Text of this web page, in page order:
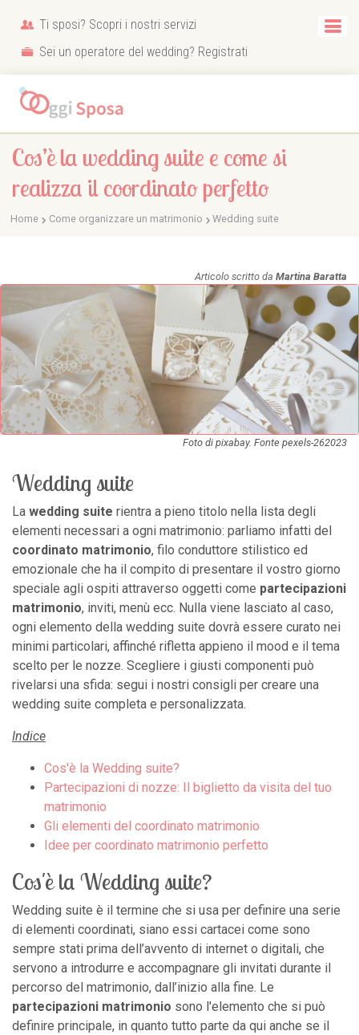
Ti sposi? Scopri i nostri servizi
Sei un operatore del wedding? Registrati
Cos’è la wedding suite e come si
realizza il coordinato perfetto
Home Come organizzare un matrimonio Wedding suite
Articolo scritto da Martina Baratta
Foto di pixabay. Fonte pexels-262023
Wedding suite
La wedding suite rientra a pieno titolo nella lista degli
elementi necessari a ogni matrimonio: parliamo infatti del
coordinato matrimonio, filo conduttore stilistico ed
emozionale che ha il compito di presentare il vostro giorno
speciale agli ospiti attraverso oggetti come partecipazioni
matrimonio, inviti, menù ecc. Nulla viene lasciato al caso,
ogni elemento della wedding suite dovrà essere curato nei
minimi particolari, affinché rifletta appieno il mood e il tema
scelto per le nozze. Scegliere i giusti componenti può
rivelarsi una sfida: segui i nostri consigli per creare una
wedding suite completa e personalizzata.
Indice
Cos'è la Wedding suite?
Partecipazioni di nozze: Il biglietto da visita del tuo
matrimonio
Gli elementi del coordinato matrimonio
Idee per coordinato matrimonio perfetto
Cos'è la Wedding suite?
Wedding suite è il termine che si usa per definire una serie
di elementi coordinati, siano essi cartacei come sono
sempre stati prima dell’avvento di internet o digitali, che
servono a introdurre e accompagnare gli invitati durante il
percorso del matrimonio, dall’inizio alla fine. Le
partecipazioni matrimonio sono l'elemento che si può
definire principale, in quanto tutto parte da qui anche se il